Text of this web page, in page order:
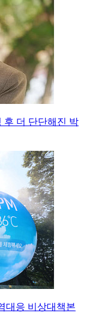
후 더 단단해진 박
대응 비상대책본